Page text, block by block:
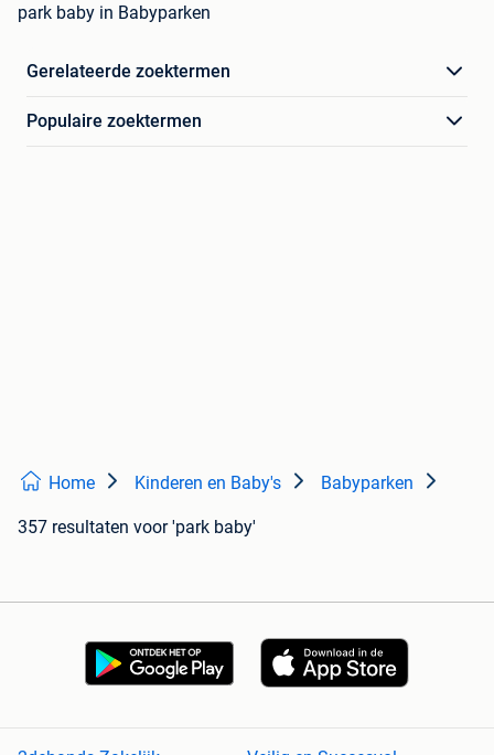
park baby in Babyparken
Gerelateerde zoektermen
Populaire zoektermen
Home Kinderen en Baby's Babyparken
357 resultaten voor 'park baby'